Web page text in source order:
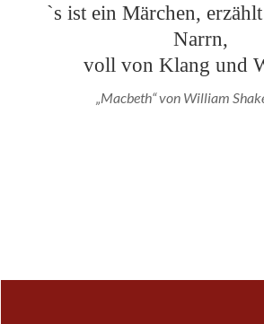
`s ist ein Märchen,
Narrn,
voll von Klang und
„Macbeth“ von William